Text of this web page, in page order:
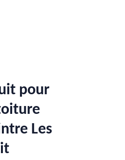
pour
Les